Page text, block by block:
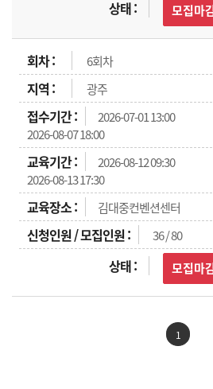
모집마
6회차
광주
2026-07-01 13:00
2026-08-07 18:00
2026-08-12 09:30
2026-08-13 17:30
김대중컨벤션센터
36 / 80
모집마
1